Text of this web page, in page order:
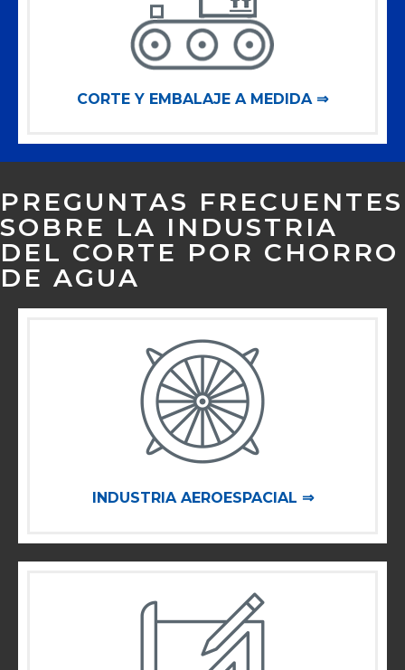
CORTE Y EMBALAJE A MEDIDA ⇒
PREGUNTAS FRECUENTES
SOBRE LA INDUSTRIA
DEL CORTE POR CHORRO
DE AGUA
INDUSTRIA AEROESPACIAL ⇒